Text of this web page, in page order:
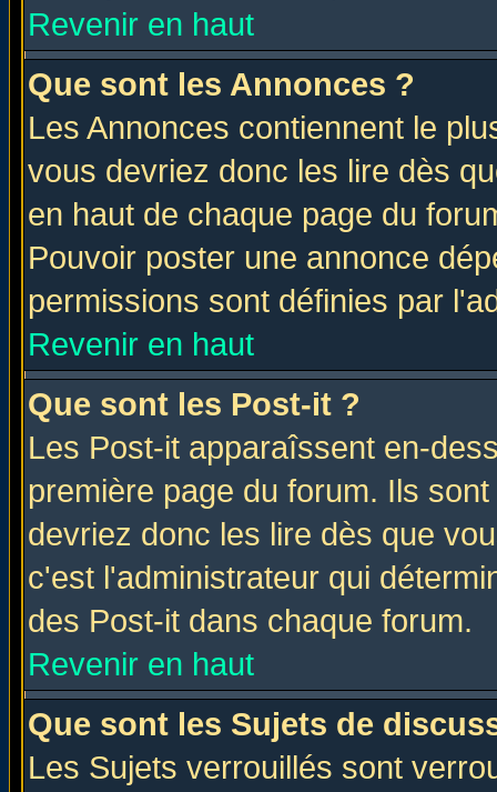
Revenir en haut
Que sont les Annonces ?
Les Annonces contiennent le
vous devriez donc les lire dès
en haut de chaque page du
Pouvoir poster une annonce
permissions sont définies par
Revenir en haut
Que sont les Post-it ?
Les Post-it apparaîssent en-
première page du forum. Ils
devriez donc les lire dès que
c'est l'administrateur qui
des Post-it dans chaque forum.
Revenir en haut
Que sont les Sujets de
Les Sujets verrouillés sont